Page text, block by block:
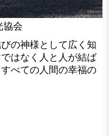
協会
の神様として広く知
はなく人と人が結ば
べての人間の幸福の